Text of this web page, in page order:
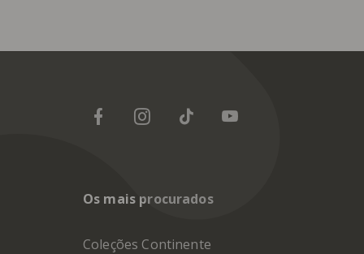
Os mais procurados
Coleções Continente